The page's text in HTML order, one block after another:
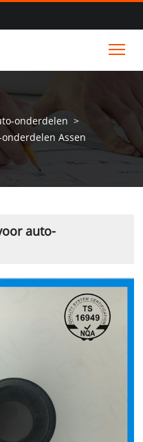
onderdelen >
Assen
auto-